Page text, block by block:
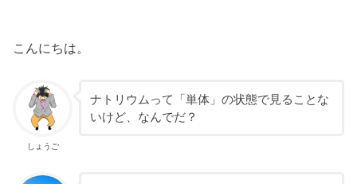
こんにちは。
しょうご
ナトリウムって「単体」の状態で見ることな
いけど、なんでだ？